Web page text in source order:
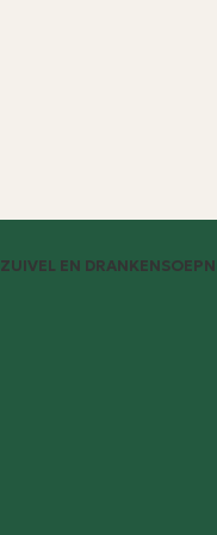
ZUIVEL EN DRANKENSOEP